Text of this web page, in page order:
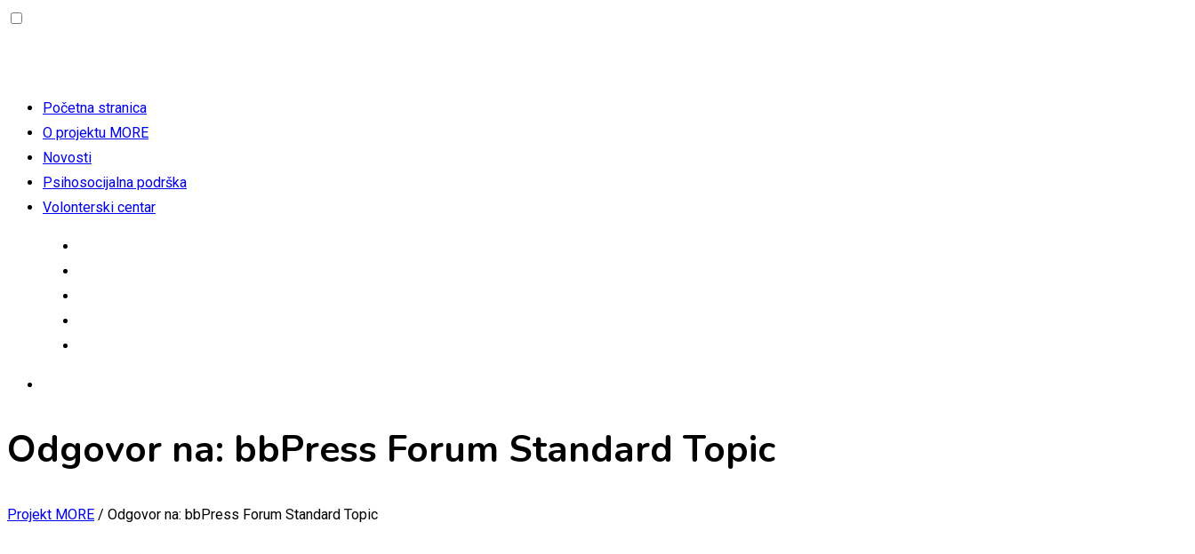
Početna stranica
O projektu MORE
Novosti
Psihosocijalna podrška
Volonterski centar
Odgovor na: bbPress Forum Standard Topic
Projekt MORE / Odgovor na: bbPress Forum Standard Topic